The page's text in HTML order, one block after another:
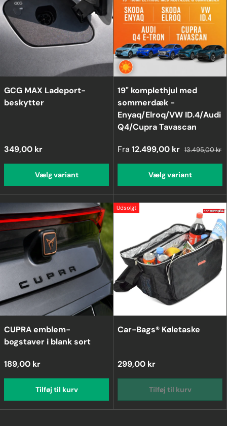
GCG MAX Ladeport-
beskytter
349,00 kr
Vælg variant
19" komplethjul med
sommerdæk -
Enyaq/Elroq/VW ID.4/Audi
Q4/Cupra Tavascan
Fra 12.499,00 kr 13.495,00 kr
Vælg variant
CUPRA emblem-
bogstaver i blank sort
189,00 kr
Tilføj til kurv
Udsolgt
Car-Bags® Køletaske
299,00 kr
Tilføj til kurv